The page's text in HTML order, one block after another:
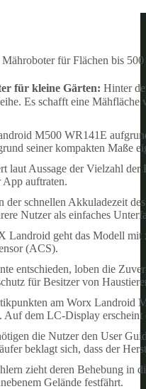
für Flächen bis
für kleine Gärten: Hinter
Es schafft eine Mähfläche
M500 WR141E
seiner kompakten Maße
laut Aussage der Vielzahl
auftraten.
der schnellen Akkuladezeit
Nutzer als einfaches
Landroid geht das Modell mit
(ACS).
entschieden, loben die
für Besitzer von
am Worx Landroid
Auf dem LC-Display erscheint
die Nutzer den User
beklagt sich, dass der
zieht deren Behebung in
Gelände festfährt.